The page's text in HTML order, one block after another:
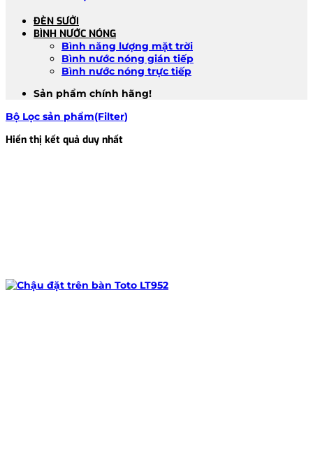
ĐÈN SƯỞI
BÌNH NƯỚC NÓNG
Bình năng lượng mặt trời
Bình nước nóng gián tiếp
Bình nước nóng trực tiếp
Sản phẩm chính hãng!
Bộ Lọc sản phẩm(Filter)
Hiển thị kết quả duy nhất